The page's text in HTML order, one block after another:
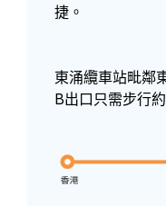
捷。
東涌纜車站毗鄰
B出口只需步行